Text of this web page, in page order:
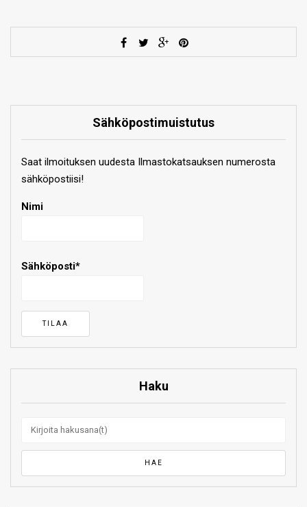
Sähköpostimuistutus
Saat ilmoituksen uudesta Ilmastokatsauksen numerosta
sähköpostiisi!
Nimi
Sähköposti*
Haku